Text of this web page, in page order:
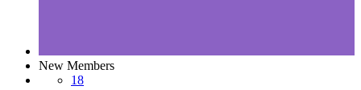
New Members
18